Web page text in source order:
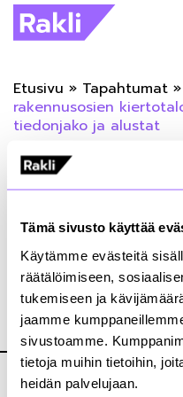
Tämä sivusto käyttää
Käytämme evästeitä
räätälöimiseen,
tukemiseen ja
jaamme
sivustoamme.
tietoja muihin tietoihin,
heidän palvelujaan.
Etusivu » Tapahtumat »
rakennusosien
tiedonjako ja alustat
« Takaisin tapahtumiin
Raklin työpaja:
kiertotaloutta,
alustat
09.09.2025